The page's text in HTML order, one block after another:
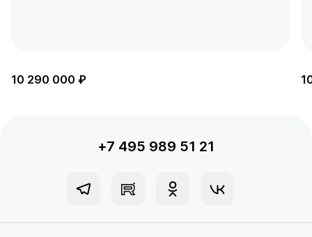
10 290 000 ₽
+7 495 989 51 21